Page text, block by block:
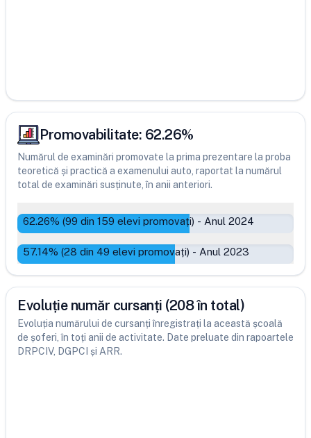
Promovabilitate: 62.26%
Numărul de examinări promovate la prima prezentare la proba
teoretică și practică a examenului auto, raportat la numărul
total de examinări susținute, în anii anteriori.
62.26% (99 din 159 elevi promovați) - Anul 2024
57.14% (28 din 49 elevi promovați) - Anul 2023
Evoluție număr cursanți (208 în total)
Evoluția numărului de cursanți înregistrați la această școală
de șoferi, în toți anii de activitate. Date preluate din rapoartele
DRPCIV, DGPCI și ARR.